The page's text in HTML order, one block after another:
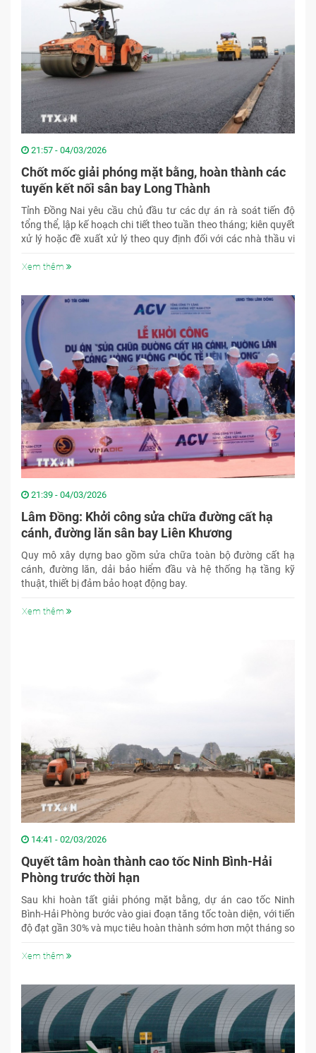
21:57 - 04/03/2026
Chốt mốc giải phóng mặt bằng, hoàn thành các
tuyến kết nối sân bay Long Thành
Tỉnh Đồng Nai yêu cầu chủ đầu tư các dự án rà soát tiến độ
tổng thể, lập kế hoạch chi tiết theo tuần theo tháng; kiên quyết
xử lý hoặc đề xuất xử lý theo quy định đối với các nhà thầu vi
Xem thêm
21:39 - 04/03/2026
Lâm Đồng: Khởi công sửa chữa đường cất hạ
cánh, đường lăn sân bay Liên Khương
Quy mô xây dựng bao gồm sửa chữa toàn bộ đường cất hạ
cánh, đường lăn, dải bảo hiểm đầu và hệ thống hạ tầng kỹ
thuật, thiết bị đảm bảo hoạt động bay.
Xem thêm
14:41 - 02/03/2026
Quyết tâm hoàn thành cao tốc Ninh Bình-Hải
Phòng trước thời hạn
Sau khi hoàn tất giải phóng mặt bằng, dự án cao tốc Ninh
Bình-Hải Phòng bước vào giai đoạn tăng tốc toàn diện, với tiến
độ đạt gần 30% và mục tiêu hoàn thành sớm hơn một tháng so
Xem thêm